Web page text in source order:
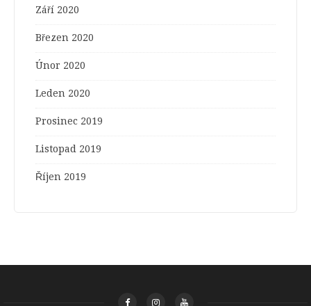
Září 2020
Březen 2020
Únor 2020
Leden 2020
Prosinec 2019
Listopad 2019
Říjen 2019